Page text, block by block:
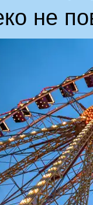
не